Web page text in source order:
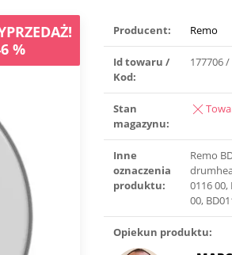
%
Producent: Remo
Id towaru /
Kod:
177706
Stan
magazynu:
Inne
oznaczenia
produktu:
Remo
0116 00,
00,
Opiekun produktu: